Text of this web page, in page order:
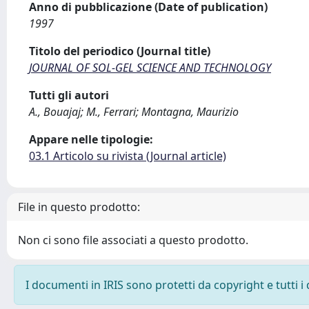
Anno di pubblicazione (Date of publication)
1997
Titolo del periodico (Journal title)
JOURNAL OF SOL-GEL SCIENCE AND TECHNOLOGY
Tutti gli autori
A., Bouajaj; M., Ferrari; Montagna, Maurizio
Appare nelle tipologie:
03.1 Articolo su rivista (Journal article)
File in questo prodotto:
Non ci sono file associati a questo prodotto.
I documenti in IRIS sono protetti da copyright e tutti